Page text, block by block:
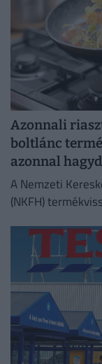
Azonnali
boltlánc
azonnal
A Nemzeti
(NKFH)